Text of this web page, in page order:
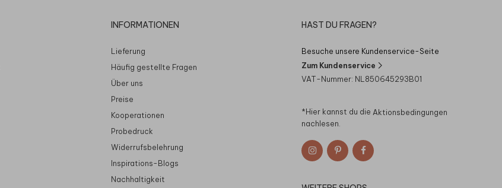
INFORMATIONEN
Lieferung
Häufig gestellte Fragen
Über uns
Preise
Kooperationen
Probedruck
Widerrufsbelehrung
Inspirations-Blogs
Nachhaltigkeit
HAST DU FRAGEN?
Besuche unsere Kundenservice-Seite
Zum Kundenservice
VAT-Nummer: NL850645293B01
*Hier kannst du die Aktionsbedingungen
nachlesen.